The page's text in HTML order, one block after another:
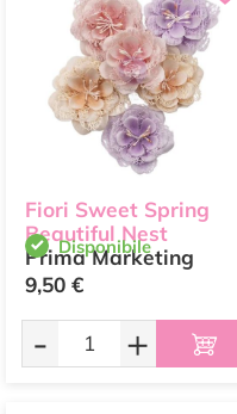
Fiori Sweet Spring
Beautiful Nest
Prima Marketing
Disponibile
9,50 €
- +